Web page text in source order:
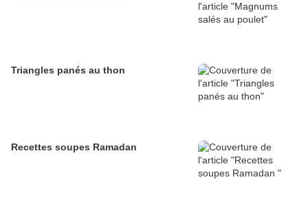
Triangles panés au thon
Recettes soupes Ramadan